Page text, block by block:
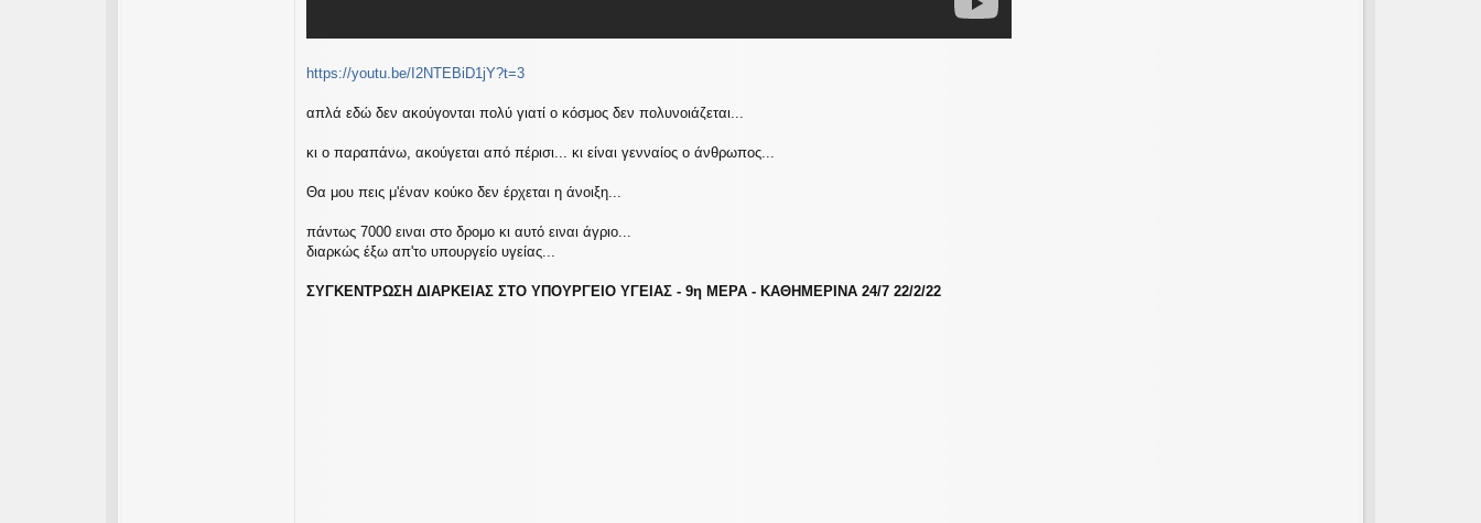
https://youtu.be/I2NTEBiD1jY?t=3
απλά εδώ δεν ακούγονται πολύ γιατί ο κόσμος δεν πολυνοιάζεται...
κι ο παραπάνω, ακούγεται από πέρισι... κι είναι γενναίος ο άνθρωπος...
Θα μου πεις μ'έναν κούκο δεν έρχεται η άνοιξη...
πάντως 7000 ειναι στο δρομο κι αυτό ειναι άγριο...
διαρκώς έξω απ'το υπουργείο υγείας...
ΣΥΓΚΕΝΤΡΩΣΗ ΔΙΑΡΚΕΙΑΣ ΣΤΟ ΥΠΟΥΡΓΕΙΟ ΥΓΕΙΑΣ - 9η ΜΕΡΑ - ΚΑΘΗΜΕΡΙΝΑ 24/7 22/2/22